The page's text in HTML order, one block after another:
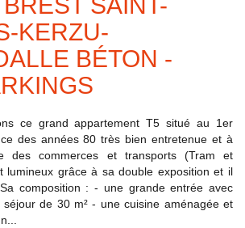
KERZU-
BÉTON -
ce grand appartement T5 situé au 1er
des années 80 très bien entretenue et à
des commerces et transports (Tram et
lumineux grâce à sa double exposition et il
composition : - une grande entrée avec
de 30 m² - une cuisine aménagée et